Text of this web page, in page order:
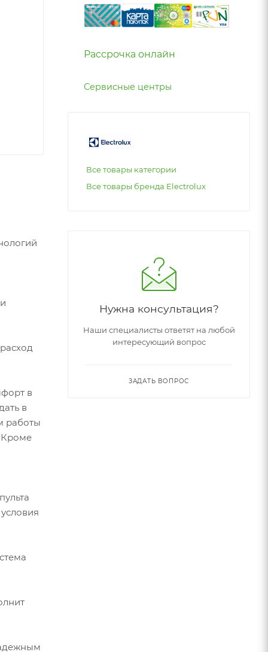
в
в
работы
Кроме
Рассрочка онлайн
Сервисные центры
Все товары категории
Все товары бренда Electrolux
Нужна консультация?
Наши специалисты ответят на любой
интересующий вопрос
ЗАДАТЬ ВОПРОС